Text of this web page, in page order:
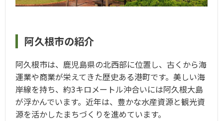
阿久根市の紹介
阿久根市は、鹿児島県の北西部に位置し、古くから海
運業や商業が栄えてきた歴史ある港町です。美しい海
岸線を持ち、約3キロメートル沖合いには阿久根大島
が浮かんでいます。近年は、豊かな水産資源と観光資
源を活かしたまちづくりを進めています。